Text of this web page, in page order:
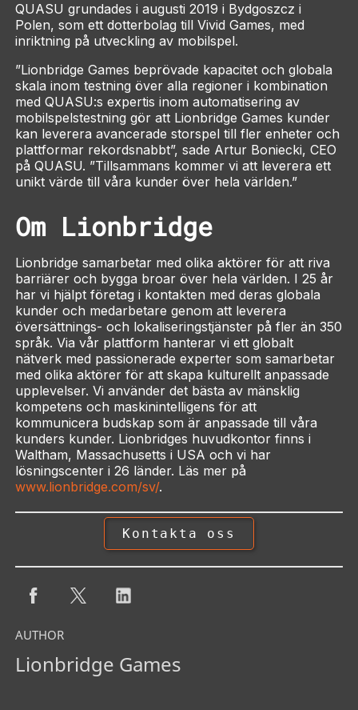
QUASU grundades i augusti 2019 i Bydgoszcz i
Polen, som ett dotterbolag till Vivid Games, med
inriktning på utveckling av mobilspel.
”Lionbridge Games beprövade kapacitet och globala
skala inom testning över alla regioner i kombination
med QUASU:s expertis inom automatisering av
mobilspelstestning gör att Lionbridge Games kunder
kan leverera avancerade storspel till fler enheter och
plattformar rekordsnabbt”, sade Artur Boniecki, CEO
på QUASU. ”Tillsammans kommer vi att leverera ett
unikt värde till våra kunder över hela världen.”
Om Lionbridge
Lionbridge samarbetar med olika aktörer för att riva
barriärer och bygga broar över hela världen. I 25 år
har vi hjälpt företag i kontakten med deras globala
kunder och medarbetare genom att leverera
översättnings- och lokaliseringstjänster på fler än 350
språk. Via vår plattform hanterar vi ett globalt
nätverk med passionerade experter som samarbetar
med olika aktörer för att skapa kulturellt anpassade
upplevelser. Vi använder det bästa av mänsklig
kompetens och maskinintelligens för att
kommunicera budskap som är anpassade till våra
kunders kunder. Lionbridges huvudkontor finns i
Waltham, Massachusetts i USA och vi har
lösningscenter i 26 länder. Läs mer på
www.lionbridge.com/sv/.
Kontakta oss
AUTHOR
Lionbridge Games